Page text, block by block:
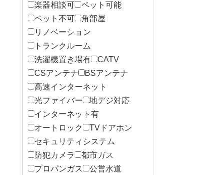
楽器相談可
ペット可能
ペット不可
角部屋
リノベーション
トランクルーム
洗濯機置き場有
CATV
CSアンテナ
BSアンテナ
高速インターネット
光ファイバー
地デジ対応
インターネット有
オートロック
TVドアホン
セキュリティシステム
防犯カメラ
都市ガス
プロパンガス
公営水道